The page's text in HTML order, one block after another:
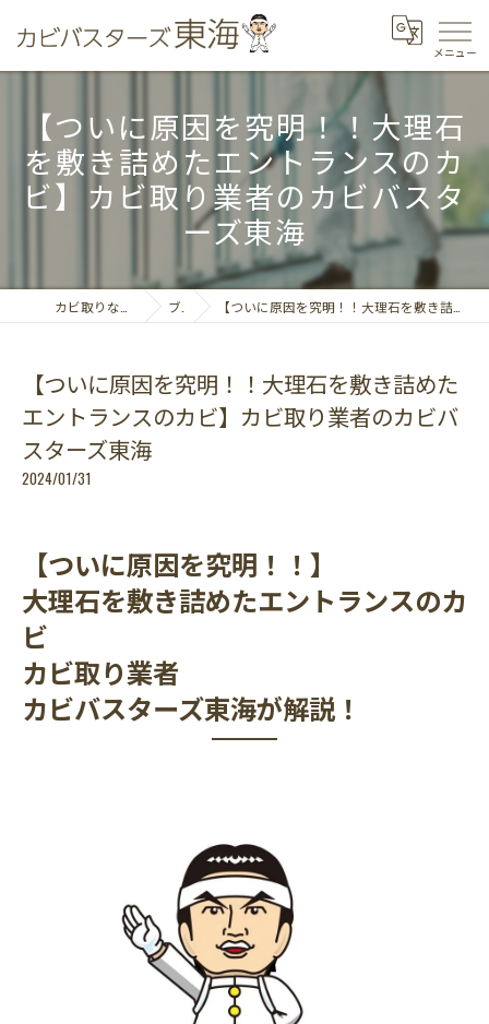
【ついに原因を究明！！大理石
を敷き詰めたエントランスのカ
ビ】カビ取り業者のカビバスタ
ーズ東海
ブログ 【ついに原因を究明！！大理石を敷き詰めたエントランスのカビ】カビ取り業者のカビバスターズ東海
【ついに原因を究明！！大理石を敷き詰めた
エントランスのカビ】カビ取り業者のカビバ
スターズ東海
2024/01/31
【ついに原因を究明！！】
大理石を敷き詰めたエントランスのカ
ビ
カビ取り業者
カビバスターズ東海が解説！